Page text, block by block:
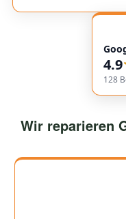
empfehlenswert! Very friendly and professional
communication.
service overall
4.9
128
Wir reparieren